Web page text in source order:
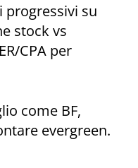
progressivi su
stock vs
CPA per
come BF,
evergreen.